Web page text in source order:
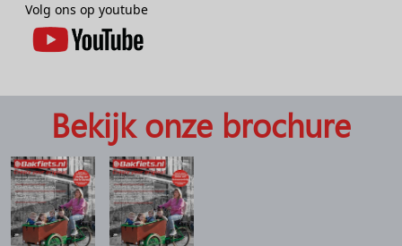
Volg ons op youtube
Bekijk onze brochure